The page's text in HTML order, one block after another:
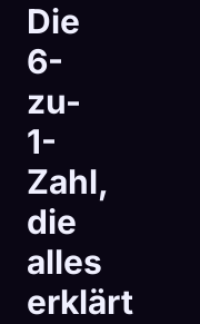
Die
6-
zu-
1-
Zahl,
die
alles
erklärt